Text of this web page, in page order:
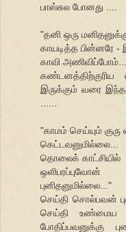
பாஸ்சுல போனது ....
"தனி ஒரு
காயடித்த பின்னரே -
காவி
இருக்கும் வரை
......
"காமம் செய்யும்
கெட்டவனுமில்லை...
தொலைக் காட்சியில்
ஒளிபரப்புவோன்
புனிதனுமில்லை..."
செய்தி சொல்பவன்
செய்தி உண்மைய
போதிப்பவனுக்கு